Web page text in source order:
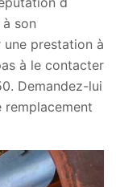
son
prestation à
à le contacter
Demandez-lui